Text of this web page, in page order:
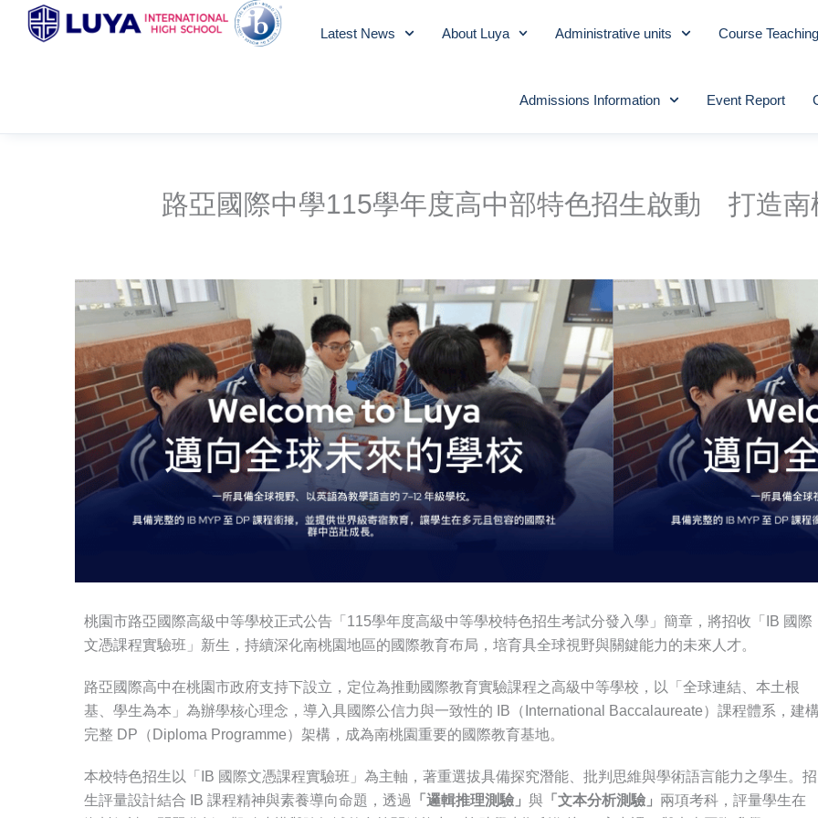
Skip
Latest News About Luya Administrative units Course Teaching
Admissions Information Event Report
路亞國際中學115學年度高中部特色招生啟動 打造南
桃園市路亞國際高級中等學校正式公告「115學年度高級中等學校特色招生考試分發入學」簡章，將招收「IB 國際
文憑課程實驗班」新生，持續深化南桃園地區的國際教育布局，培育具全球視野與關鍵能力的未來人才。
路亞國際高中在桃園市政府支持下設立，定位為推動國際教育實驗課程之高級中等學校，以「全球連結、本土根
基、學生為本」為辦學核心理念，導入具國際公信力與一致性的 IB（International Baccalaureate）課程體系，建
完整 DP（Diploma Programme）架構，成為南桃園重要的國際教育基地。
本校特色招生以「IB 國際文憑課程實驗班」為主軸，著重選拔具備探究潛能、批判思維與學術語言能力之學生。招
生評量設計結合 IB 課程精神與素養導向命題，透過
「邏輯推理測驗」 與 「文本分析測驗」 兩項考科，評量學生在